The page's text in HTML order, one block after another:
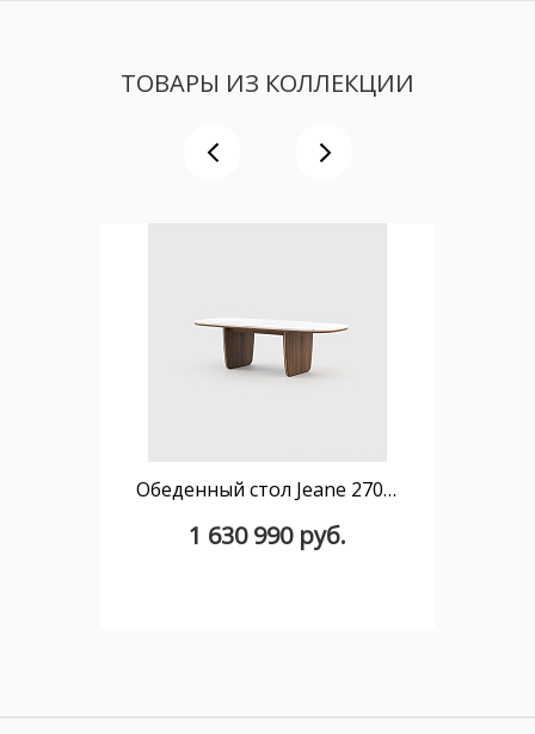
ТОВАРЫ ИЗ КОЛЛЕКЦИИ
Обеденный стол Jeane 270 см мрамор
1 630 990 руб.